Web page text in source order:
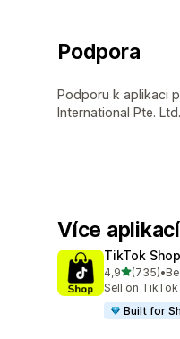
Podpora
Podporu k aplikaci
International Pte.
Více
TikTok
4,9z 5 hvězd
(735)
Celkový •
Sell on
Built for